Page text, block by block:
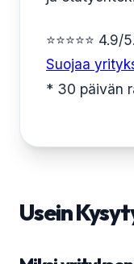
⭐⭐⭐⭐⭐ 4.9/
Suojaa
* 30 päivän
Usein